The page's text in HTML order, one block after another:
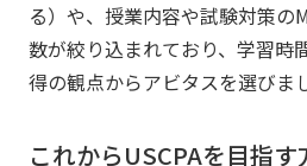
る）や、授業内容や試験対策の
数が絞り込まれており、 学習時
得の観点からアビタスを選びま
これからUSCPAを目指